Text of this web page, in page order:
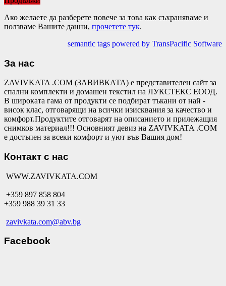
Ако желаете да разберете повече за това как съхраняваме и
ползваме Вашите данни, прочетете тук.
semantic tags powered by TransPacific Software
За нас
ZAVIVKATA .COM (ЗАВИВКАТА) е представителен сайт за
спални комплекти и домашен текстил на ЛУКСТЕКС ЕООД.
В широката гама от продукти се подбират тъкани от най -
висок клас, отговарящи на всички изисквания за качество и
комфорт.Продуктите отговарят на описанието и прилежащия
снимков материал!!! Основният девиз на ZAVIVKATA .COM
е достъпен за всеки комфорт и уют във Вашия дом!
Контакт с нас
WWW.ZAVIVKATA.COM
+359 897 858 804
+359 988 39 31 33
zavivkata.com@abv.bg
Facebook